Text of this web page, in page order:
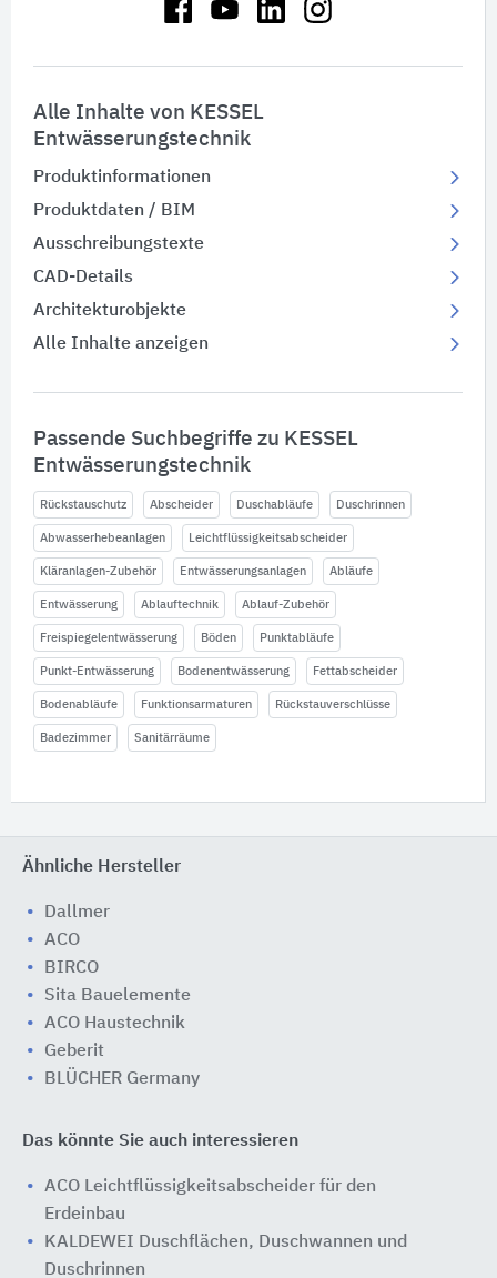
Alle Inhalte von KESSEL
Entwässerungstechnik
Produktinformationen
Produktdaten / BIM
Ausschreibungstexte
CAD-Details
Architekturobjekte
Alle Inhalte anzeigen
Passende Suchbegriffe zu KESSEL
Entwässerungstechnik
Rückstauschutz Abscheider Duschabläufe Duschrinnen
Abwasserhebeanlagen Leichtflüssigkeitsabscheider
Kläranlagen-Zubehör Entwässerungsanlagen Abläufe
Entwässerung Ablauftechnik Ablauf-Zubehör
Freispiegelentwässerung Böden Punktabläufe
Punkt-Entwässerung Bodenentwässerung Fettabscheider
Bodenabläufe Funktionsarmaturen Rückstauverschlüsse
Badezimmer Sanitärräume
Ähnliche Hersteller
Dallmer
ACO
BIRCO
Sita Bauelemente
ACO Haustechnik
Geberit
BLÜCHER Germany
Das könnte Sie auch interessieren
ACO Leichtflüssigkeitsabscheider für den
Erdeinbau
KALDEWEI Duschflächen, Duschwannen und
Duschrinnen